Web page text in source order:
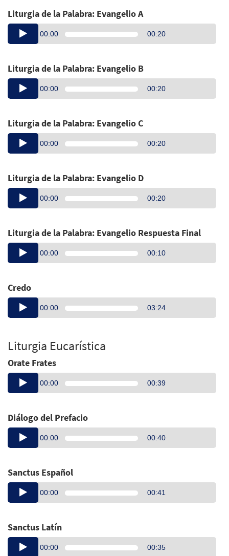
Liturgia de la Palabra: Evangelio A
Audio
Player
00:00 00:20
Liturgia de la Palabra: Evangelio B
Audio
Player
00:00 00:20
Liturgia de la Palabra: Evangelio C
Audio
Player
00:00 00:20
Liturgia de la Palabra: Evangelio D
Audio
Player
00:00 00:20
Liturgia de la Palabra: Evangelio Respuesta Final
Audio
Player
00:00 00:10
Credo
Audio
Player
00:00 03:24
Liturgia Eucarística
Orate Frates
Audio
Player
00:00 00:39
Diálogo del Prefacio
Audio
Player
00:00 00:40
Sanctus Español
Audio
Player
00:00 00:41
Sanctus Latín
Audio
Player
00:00 00:35